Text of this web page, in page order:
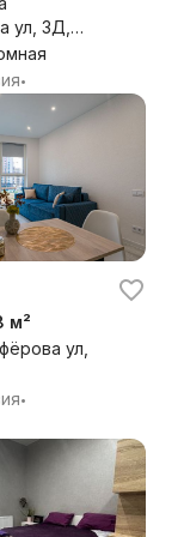
проживания, а
ул, 3Д,
•
м²
ул,
•